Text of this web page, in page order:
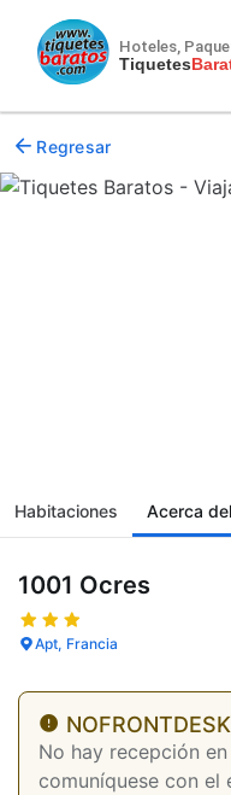
Hoteles,
Tiquetes
Regresar
Habitaciones Acerca
1001 Ocres
Apt, Francia
NOFRONTDESK
No hay recepción
comuníquese con el